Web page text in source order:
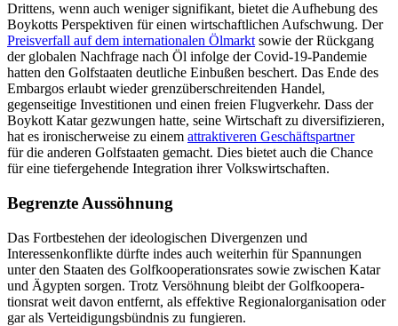
Drittens, wenn auch weniger signifikant, bietet die Aufhebung des
Boykotts Perspek­tiven für einen wirtschaftlichen Aufschwung. Der
Preisverfall auf dem internationalen Ölmarkt sowie der Rückgang
der globalen Nachfrage nach Öl infolge der Covid-19-Pandemie
hatten den Golfstaaten deutliche Einbußen beschert. Das Ende des
Embargos erlaubt wieder grenzüberschreitenden Han­del,
gegenseitige Investitionen und einen freien Flugverkehr. Dass der
Boykott Katar ge­zwungen hatte, seine Wirtschaft zu diversifizieren,
hat es ironischerweise zu einem attrak­tiveren Geschäftspartner
für die anderen Golfstaaten gemacht. Dies bietet auch die Chance
für eine tiefergehende Integration ihrer Volkswirtschaften.
Begrenzte Aussöhnung
Das Fortbestehen der ideologischen Diver­genzen und
Interessenkonflikte dürfte indes auch weiterhin für Spannungen
unter den Staaten des Golfkooperationsrates so­wie zwischen Katar
und Ägypten sorgen. Trotz Versöhnung bleibt der Golfkoopera­
tionsrat weit davon entfernt, als effektive Regionalorganisation oder
gar als Vertei­digungsbündnis zu fungieren.